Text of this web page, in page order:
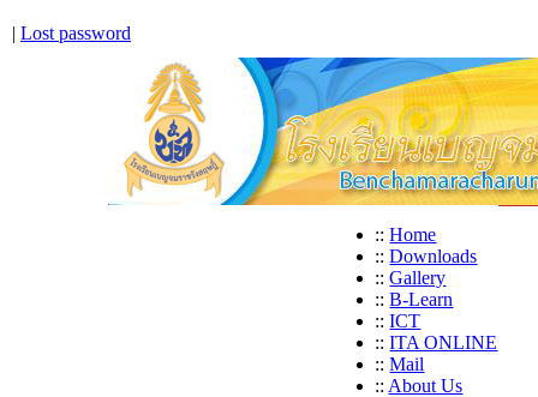
| Lost password
:: Home
:: Downloads
:: Gallery
:: B-Learn
:: ICT
:: ITA ONLINE
:: Mail
:: About Us